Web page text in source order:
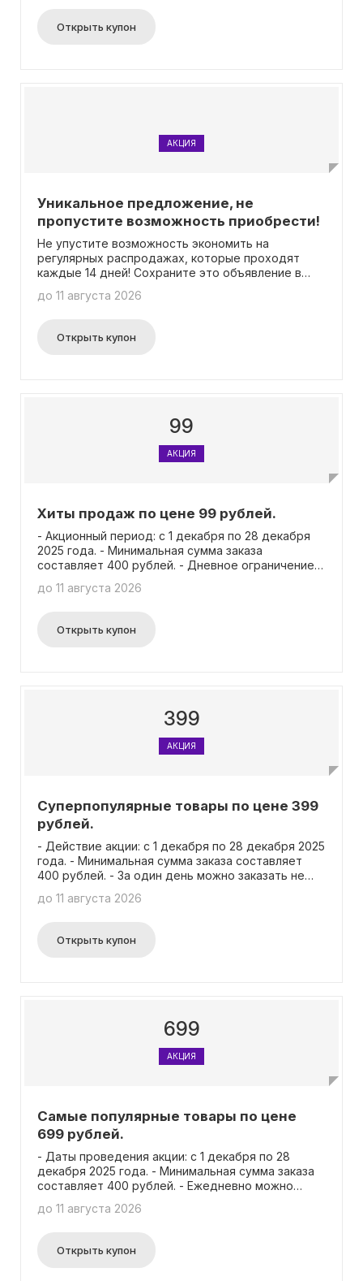
Открыть купон
АКЦИЯ
Уникальное предложение, не
пропустите возможность приобрести!
Не упустите возможность экономить на
регулярных распродажах, которые проходят
каждые 14 дней! Сохраните это объявление в
выгодами: - Скидки до 30% на большой выбор
новыми товарами - Только доступно онлайн.
до 11 августа 2026
Открыть купон
99
АКЦИЯ
Хиты продаж по цене 99 рублей.
- Акционный период: с 1 декабря по 28 декабря
2025 года. - Минимальная сумма заказа
составляет 400 рублей. - Дневное ограничение -
товаров, участвующих в акции, ограничено. Если
распроданы. - Акция не распространяется на
заказы с самовывозом "забрать сейчас" или
до 11 августа 2026
Открыть купон
399
АКЦИЯ
Суперпопулярные товары по цене 399
рублей.
- Действие акции: с 1 декабря по 28 декабря 2025
года. - Минимальная сумма заказа составляет
400 рублей. - За один день можно заказать не
количество товаров, участвующих в акции. Если
акционные товары уже распроданы. - Акция не
распространяется на заказы с возможностью
области, Южно-Сахалинск и его область, а также
до 11 августа 2026
Открыть купон
699
АКЦИЯ
Самые популярные товары по цене
699 рублей.
- Даты проведения акции: с 1 декабря по 28
декабря 2025 года. - Минимальная сумма заказа
составляет 400 рублей. - Ежедневно можно
Ограничено количество товаров, участвующих в
означает, что акционный товар уже распродан. -
Акция не распространяется на заказы с
до 11 августа 2026
Открыть купон